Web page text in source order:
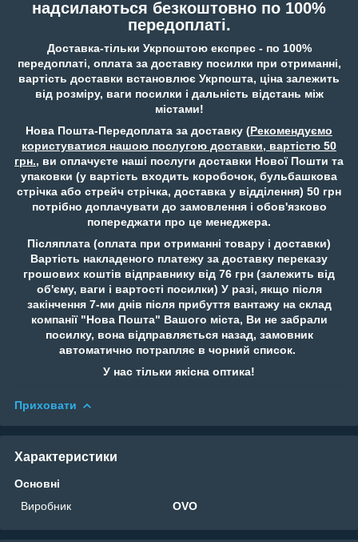
надсилаються безкоштовно по 100%
передоплаті.
Доставка-тільки Укрпоштою експрес - по 100%
передоплаті, оплата за доставку посилки при отриманні,
вартість доставки встановлює Укрпошта, ціна залежить
від розміру, ваги посилки і дальність відстань між
містами!
Нова Пошта-Передоплата за доставку (Рекомендуємо
користуватися нашою послугою доставки, вартістю 50
грн., ви оплачуєте наші послуги доставки Нової Пошти та
упаковки (у вартість входить коробочок, бульбашкова
стрічка або стрейч стрічка, доставка у відділення) 50 грн
потрібно доплачувати до замовлення і обов'язково
попереджати про це менеджера.
Післяплата (оплата при отриманні товару і доставки)
Вартість накладеного платежу за доставку переказу
грошових коштів відправнику від 76 грн (залежить від
об'єму, ваги і вартості посилки) У разі, якщо після
закінчення 7-ми днів після прибуття вантажу на склад
компанії "Нова Пошта" Вашого міста, Ви не забрали
посилку, вона відправляється назад, замовник
автоматично потрапляє в чорний список.
У нас тільки якісна оптика!
Приховати
Характеристики
Основні
Виробник
OVO